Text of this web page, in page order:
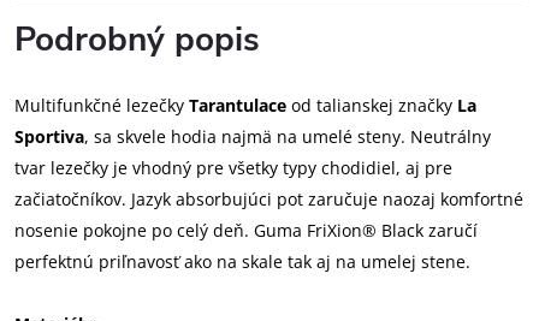
Podrobný popis
Multifunkčné lezečky Tarantulace od talianskej značky La
Sportiva, sa skvele hodia najmä na umelé steny. Neutrálny
tvar lezečky je vhodný pre všetky typy chodidiel, aj pre
začiatočníkov. Jazyk absorbujúci pot zaručuje naozaj komfortné
nosenie pokojne po celý deň. Guma FriXion® Black zaručí
perfektnú priľnavosť ako na skale tak aj na umelej stene.